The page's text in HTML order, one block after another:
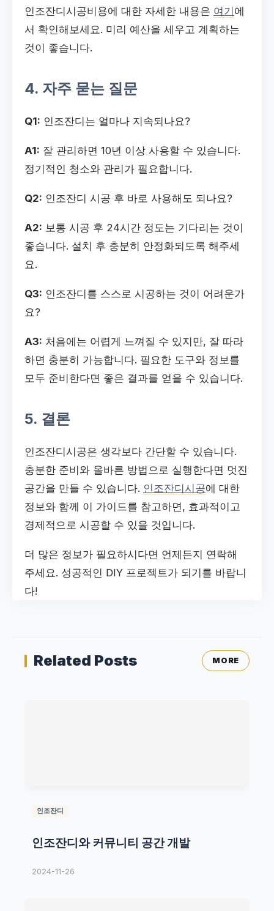
인조잔디시공비용에 대한 자세한 내용은 여기에
서 확인해보세요. 미리 예산을 세우고 계획하는
것이 좋습니다.
4. 자주 묻는 질문
Q1: 인조잔디는 얼마나 지속되나요?
A1: 잘 관리하면 10년 이상 사용할 수 있습니다.
정기적인 청소와 관리가 필요합니다.
Q2: 인조잔디 시공 후 바로 사용해도 되나요?
A2: 보통 시공 후 24시간 정도는 기다리는 것이
좋습니다. 설치 후 충분히 안정화되도록 해주세
요.
Q3: 인조잔디를 스스로 시공하는 것이 어려운가
요?
A3: 처음에는 어렵게 느껴질 수 있지만, 잘 따라
하면 충분히 가능합니다. 필요한 도구와 정보를
모두 준비한다면 좋은 결과를 얻을 수 있습니다.
5. 결론
인조잔디시공은 생각보다 간단할 수 있습니다.
충분한 준비와 올바른 방법으로 실행한다면 멋진
공간을 만들 수 있습니다. 인조잔디시공에 대한
정보와 함께 이 가이드를 참고하면, 효과적이고
경제적으로 시공할 수 있을 것입니다.
더 많은 정보가 필요하시다면 언제든지 연락해
주세요. 성공적인 DIY 프로젝트가 되기를 바랍니
다!
Related Posts MORE
인조잔디
인조잔디와 커뮤니티 공간 개발
2024-11-26